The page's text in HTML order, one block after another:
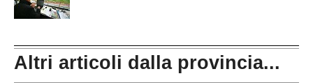
Altri articoli dalla provincia...